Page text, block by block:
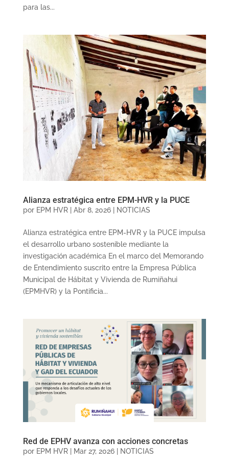
para las...
Alianza estratégica entre EPM-HVR y la PUCE
por EPM HVR| Abr 8, 2026| NOTICIAS
Alianza estratégica entre EPM-HVR y la PUCE impulsa
el desarrollo urbano sostenible mediante la
investigación académica En el marco del Memorando
de Entendimiento suscrito entre la Empresa Pública
Municipal de Hábitat y Vivienda de Rumiñahui
(EPMHVR) y la Pontificia...
Red de EPHV avanza con acciones concretas
por EPM HVR| Mar 27, 2026| NOTICIAS